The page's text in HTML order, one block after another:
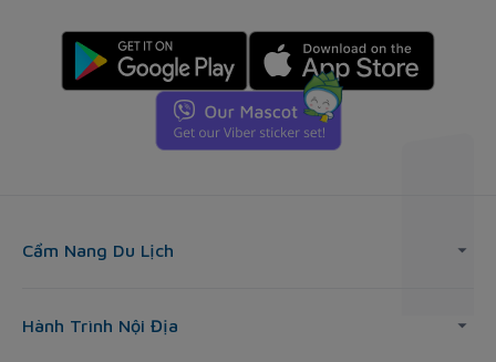
Cẩm Nang Du Lịch
Hành Trình Nội Địa